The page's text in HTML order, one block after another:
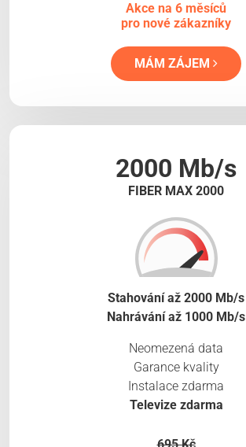
Akce na 6 měsíců
pro nové zákazníky
MÁM ZÁJEM
2000 Mb/s
FIBER MAX 2000
Stahování až 2000 Mb/s
Nahrávání až 1000 Mb/s
Neomezená data
Garance kvality
Instalace zdarma
Televize zdarma